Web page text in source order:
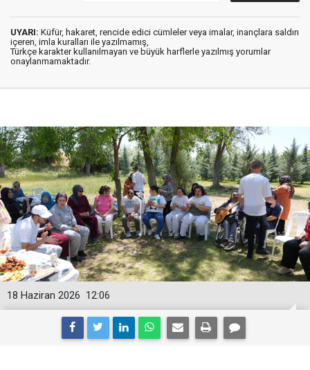
UYARI: Küfür, hakaret, rencide edici cümleler veya imalar, inançlara saldırı
içeren, imla kuralları ile yazılmamış,
Türkçe karakter kullanılmayan ve büyük harflerle yazılmış yorumlar
onaylanmamaktadır.
12:06
18 Haziran 2026